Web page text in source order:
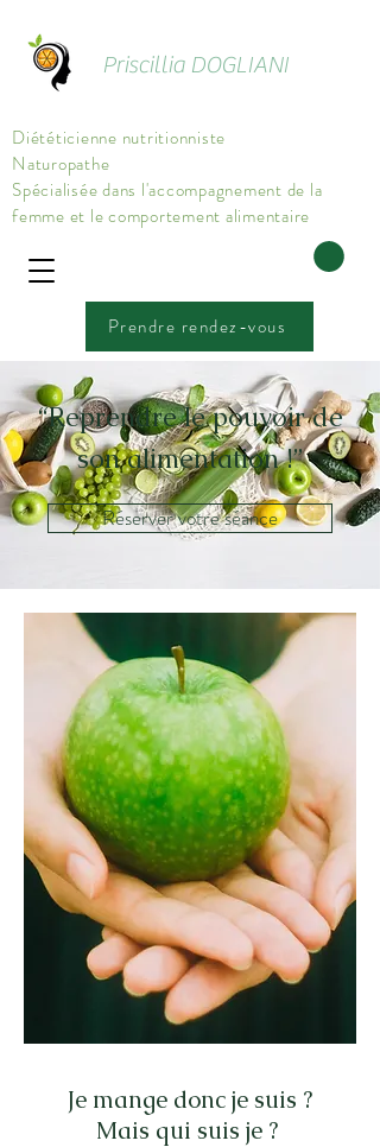
Priscillia DOGLIANI
Prendre rendez-vous
Diététicienne nutritionniste
Naturopathe
Spécialisée dans l'accompagnement de la
femme et le comportement alimentaire
“Reprendre le pouvoir de
son alimentation !”
Réserver votre séance
Je mange donc je suis ?
Mais qui suis je ?